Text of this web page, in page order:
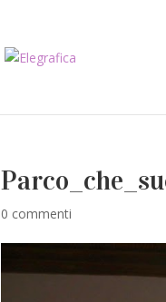
0 commenti